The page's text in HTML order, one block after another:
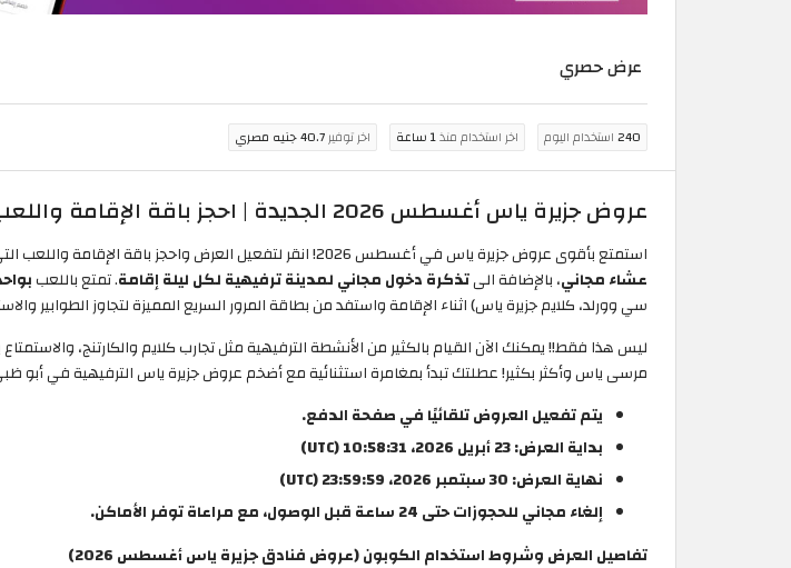
عرض حصري
240استخدام اليوم اخر استخدام منذ1 ساعة اخر توفير40.7 جنيه مصري
عروض جزيرة ياس أغسطس 2026 الجديدة | احجز باقة الإقامة واللعب مع عشاء مجاني الآن!
استمتع بأقوى عروض جزيرة ياس في أغسطس 2026! انقر لتفعيل العرض واحجز باقة الإقامة واللعب التي تشمل
عشاء مجاني، بالإضافة الىتذكرة دخول مجاني لمدينة ترفيهية لكل ليلة إقامة. تمتع باللعب
سي وورلد، كلايم جزيرة ياس) اثناء الإقامة واستفد من بطاقة المرور السريع المميزة لتجاوز الطوابير
ليس هذا فقط!! يمكنك الآن القيام بالكثير من الأنشطة الترفيهية مثل تجارب كلايم والكارتنج،
مرسى ياس وأكثر بكثير! عطلتك تبدأ بمغامرة استثنائية مع أضخم عروض جزيرة ياس الترفيهية في أبو
يتم تفعيل العروض تلقائيًا في صفحة الدفع.
بداية العرض: 23 أبريل 2026، 10:58:31 (UTC)
نهاية العرض: 30 سبتمبر 2026، 23:59:59 (UTC)
إلغاء مجاني للحجوزات حتى 24 ساعة قبل الوصول، مع مراعاة توفر الأماكن.
تفاصيل العرض وشروط استخدام الكوبون (عروض فنادق جزيرة ياس أغسطس 2026)